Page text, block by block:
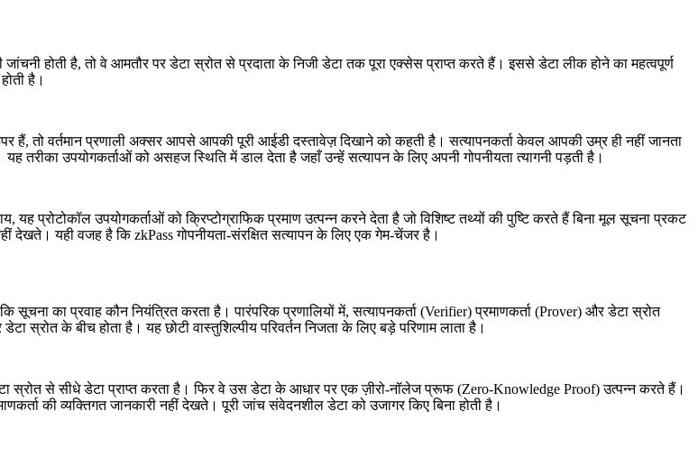
होती है, तो वे आमतौर पर डेटा स्रोत से प्रदाता के निजी डेटा तक पूरा एक्सेस प्राप्त करते हैं। इससे डेटा लीक होने का महत्वपूर्ण
है।
तो वर्तमान प्रणाली अक्सर आपसे आपकी पूरी आईडी दस्तावेज़ दिखाने को कहती है। सत्यापनकर्ता केवल आपकी उम्र ही नहीं जानता
उपयोगकर्ताओं को असहज स्थिति में डाल देता है जहाँ उन्हें सत्यापन के लिए अपनी गोपनीयता त्यागनी पड़ती है।
प्रोटोकॉल उपयोगकर्ताओं को क्रिप्टोग्राफिक प्रमाण उत्पन्न करने देता है जो विशिष्ट तथ्यों की पुष्टि करते हैं बिना मूल सूचना प्रकट
देखते। यही वजह है कि zkPass गोपनीयता-संरक्षित सत्यापन के लिए एक गेम-चेंजर है।
सूचना का प्रवाह कौन नियंत्रित करता है। पारंपरिक प्रणालियों में, सत्यापनकर्ता (Verifier) प्रमाणकर्ता (Prover) और डेटा स्रोत
स्रोत के बीच होता है। यह छोटी वास्तुशिल्पीय परिवर्तन निजता के लिए बड़े परिणाम लाता है।
स्रोत से सीधे डेटा प्राप्त करता है। फिर वे उस डेटा के आधार पर एक ज़ीरो-नॉलेज प्रूफ (Zero-Knowledge Proof) उत्पन्न करते हैं।
की व्यक्तिगत जानकारी नहीं देखते। पूरी जांच संवेदनशील डेटा को उजागर किए बिना होती है।